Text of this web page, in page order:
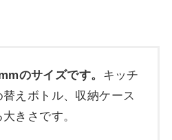
のサイズです。 キッチ
えボトル、収納ケース
きさです。